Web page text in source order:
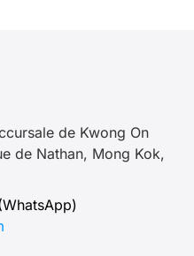
de Kwong On
de Nathan, Mong Kok,